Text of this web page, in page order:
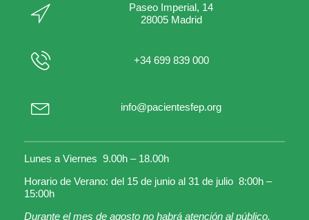
Paseo Imperial, 14
28005 Madrid
+34 699 839 000
info@pacientesfep.org
Lunes a Viernes 9.00h – 18.00h
Horario de Verano: del 15 de junio al 31 de julio 8:00h –
15:00h
Durante el mes de agosto no habrá atención al público.